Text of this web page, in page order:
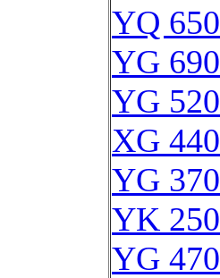
YQ
YG
YG
XG
YG
YK
YG